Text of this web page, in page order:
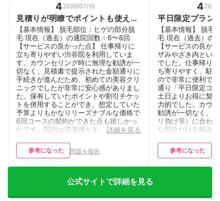
4 2026/07/16
見積りが明瞭でポイントも使えた
が、混雑時の予約管理に注意が必
要
【基本情報】 脱毛部位：ヒゲの部分脱
毛 現在（過去）の通院回数：6〜8回
【サービスの良かった点】 仕事帰りに
立ち寄りやすい渋谷院を利用していま
す。カウンセリング時に無理な勧誘が一
切なく、見積書で提示された金額通りに
手続きが進んだため、初めての美容クリ
ニックでしたが非常に安心感がありまし
た。保有していたポイントや割引チケッ
トを併用することができ、想定していた
予算よりもかなりリーズナブルな価格で
6回コースの契約ができた点も嬉しかっ
たです。院内は清潔感があり、施術の際
進めてもらえるなど、スタッフの方々の
丁寧な対応が気に入っています。 【サ
の土日や平日の夕方以降といった人気の
時間帯は予約が混み合っており、自分の
詳細を見る
参考になった 問題を報告
4
平日限定プラン
毛。立地は最高
【基本情報】 脱毛
毛 現在（過去）の
【サービスの良か
ザみやざき内とい
でした。仕事帰り
ち寄りやすく、駐
ので非常に便利で
通り「平日限定コ
土日よりお得に契
力的でした。カウ
勧誘が一切なく、
リ負け等）に合わ
な部位だけを組み
チックな対応で、
ムーズな点も、忙
点・改善してほし
に、差額が発生す
参考になった
公式サイトで詳細を見る